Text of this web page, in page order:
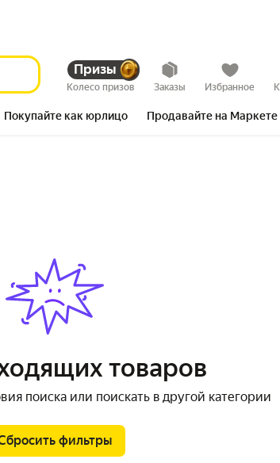
Призы
Колесо призов Заказы Избранное
Покупайте как юрлицо Продавайте на Маркете
товаров
поиска или поискать в другой категории
фильтры